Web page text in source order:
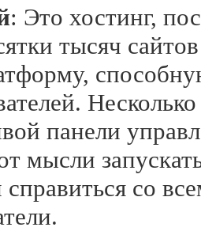
: Это хостинг,
тысяч
панели
мысли
со